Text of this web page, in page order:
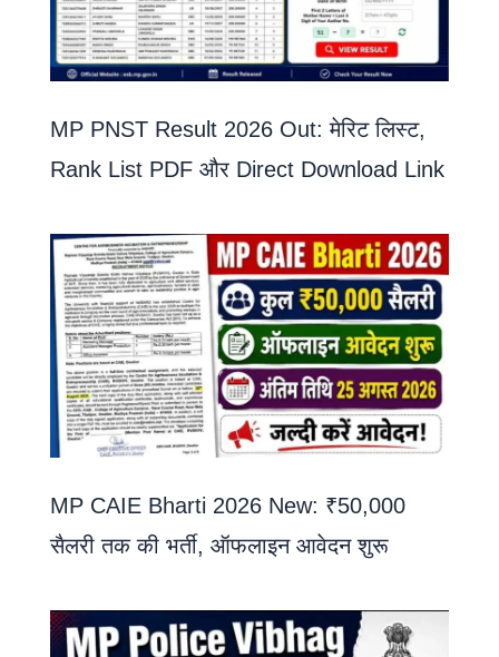
MP PNST Result 2026 Out: मेरिट लिस्ट,
Rank List PDF और Direct Download Link
MP CAIE Bharti 2026 New: ₹50,000
सैलरी तक की भर्ती, ऑफलाइन आवेदन शुरू